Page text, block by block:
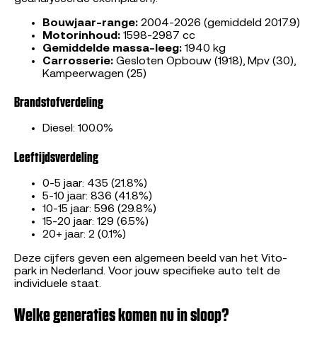
Bouwjaar-range: 2004-2026 (gemiddeld 2017.9)
Motorinhoud: 1598-2987 cc
Gemiddelde massa-leeg: 1940 kg
Carrosserie: Gesloten Opbouw (1918), Mpv (30),
Kampeerwagen (25)
Brandstofverdeling
Diesel: 100.0%
Leeftijdsverdeling
0-5 jaar: 435 (21.8%)
5-10 jaar: 836 (41.8%)
10-15 jaar: 596 (29.8%)
15-20 jaar: 129 (6.5%)
20+ jaar: 2 (0.1%)
Deze cijfers geven een algemeen beeld van het Vito-
park in Nederland. Voor jouw specifieke auto telt de
individuele staat.
Welke generaties komen nu in sloop?